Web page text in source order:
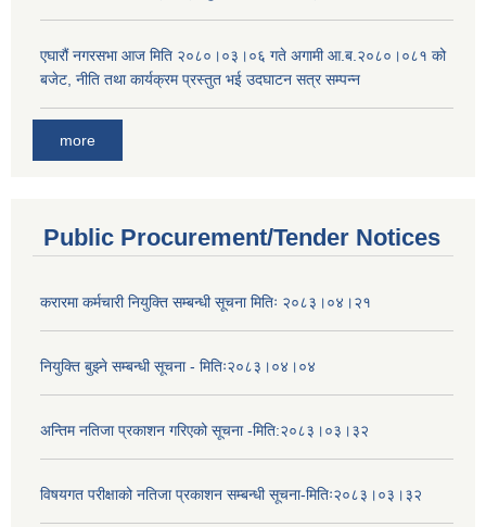
एघारौं नगरसभा आज मिति २०८०।०३।०६ गते अगामी आ.ब.२०८०।०८१ को
बजेट, नीति तथा कार्यक्रम प्रस्तुत भई उदघाटन सत्र सम्पन्न
more
Public Procurement/Tender Notices
करारमा कर्मचारी नियुक्ति सम्बन्धी सूचना मितिः २०८३।०४।२१
नियुक्ति बुझ्ने सम्बन्धी सूचना - मितिः२०८३।०४।०४
अन्तिम नतिजा प्रकाशन गरिएको सूचना -मिति:२०८३।०३।३२
विषयगत परीक्षाको नतिजा प्रकाशन सम्बन्धी सूचना-मितिः२०८३।०३।३२